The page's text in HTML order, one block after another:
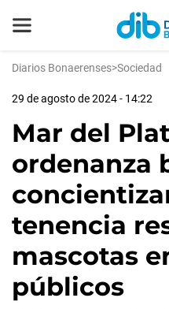
Diarios Bonaerenses>Sociedad
29 de agosto de 2024 - 14:22
Mar del
ordenanza
tenencia
mascotas
públicos